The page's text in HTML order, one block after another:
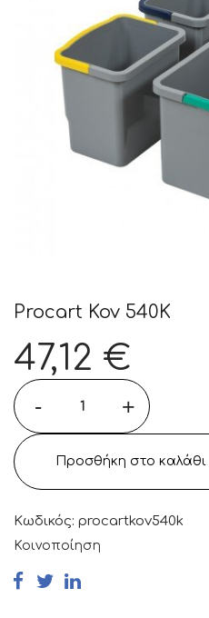
Procart Kov 540K
47,12 €
- +
Προσθήκη στο καλάθι
Κωδικός: procartkov540k
Κοινοποίηση